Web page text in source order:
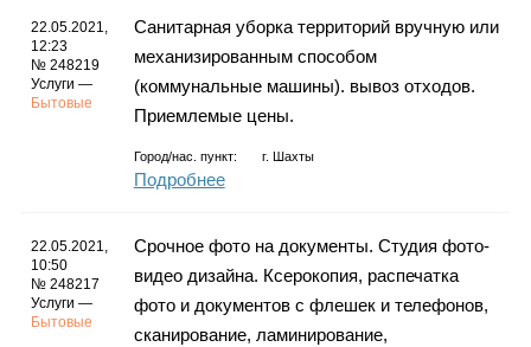
22.05.2021,
12:23
№ 248219
Услуги —
Бытовые
Санитарная уборка территорий вручную или
механизированным способом
(коммунальные машины). вывоз отходов.
Приемлемые цены.
Город/нас. пункт: г. Шахты
Подробнее
22.05.2021,
10:50
№ 248217
Услуги —
Бытовые
Срочное фото на документы. Студия фото-
видео дизайна. Ксерокопия, распечатка
фото и документов с флешек и телефонов,
сканирование, ламинирование,